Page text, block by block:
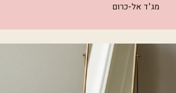
מג'ד אל-כרום